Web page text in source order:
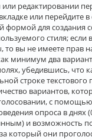
редактировании
или перейдите
формой для создания
стиля; если
вы не имеете прав
минимум два
убедившись, что
строке
вариантов,
с
опроса в днях
и возможность
который они